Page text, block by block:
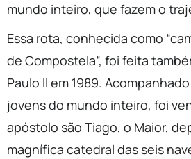
mundo inteiro, que fazem o
Essa rota, conhecida como
de Compostela”, foi feita
Paulo II em 1989.
jovens do mundo inteiro, foi
apóstolo são Tiago, o Maior,
magnífica catedral das seis